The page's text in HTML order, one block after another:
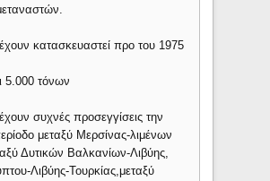
κατασκευαστεί προ του 1975
5.000 τόνων
συχνές προσεγγίσεις την
μεταξύ Μερσίνας-λιμένων
Δυτικών Βαλκανίων-Λιβύης,
Λιβύης-Τουρκίας,μεταξύ